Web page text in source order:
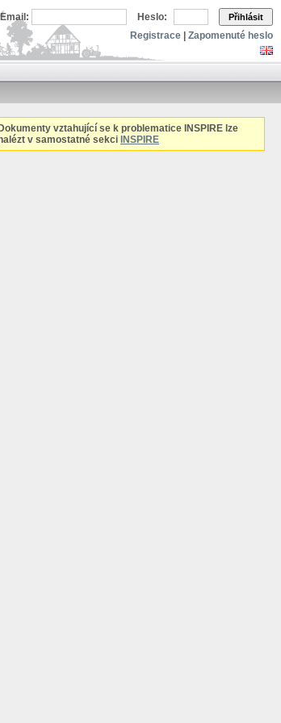
Email: Heslo: Přihlásit
Registrace Zapomenuté heslo
Dokumenty vztahující se k problematice INSPIRE lze
v samostatné sekci INSPIRE